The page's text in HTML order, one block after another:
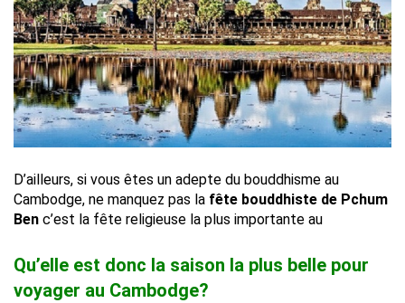
D’ailleurs, si vous êtes un adepte du bouddhisme au
Cambodge, ne manquez pas la fête bouddhiste de Pchum
Ben c’est la fête religieuse la plus importante au
Qu’elle est donc la saison la plus belle pour
voyager au Cambodge?